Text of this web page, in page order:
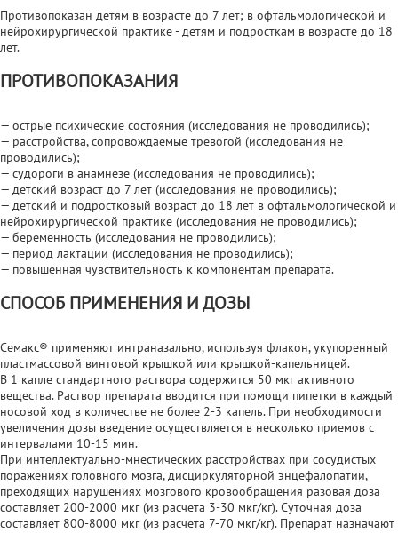
Противопоказан детям в возрасте до 7 лет; в офтальмологической и
нейрохирургической практике - детям и подросткам в возрасте до 18
лет.
ПРОТИВОПОКАЗАНИЯ
— острые психические состояния (исследования не проводились);
— расстройства, сопровождаемые тревогой (исследования не
проводились);
— судороги в анамнезе (исследования не проводились);
— детский возраст до 7 лет (исследования не проводились);
— детский и подростковый возраст до 18 лет в офтальмологической и
нейрохирургической практике (исследования не проводились);
— беременность (исследования не проводились);
— период лактации (исследования не проводились);
— повышенная чувствительность к компонентам препарата.
СПОСОБ ПРИМЕНЕНИЯ И ДОЗЫ
Семакс® применяют интраназально, используя флакон, укупоренный
пластмассовой винтовой крышкой или крышкой-капельницей.
В 1 капле стандартного раствора содержится 50 мкг активного
вещества. Раствор препарата вводится при помощи пипетки в каждый
носовой ход в количестве не более 2-3 капель. При необходимости
увеличения дозы введение осуществляется в несколько приемов с
интервалами 10-15 мин.
При интеллектуально-мнестических расстройствах при сосудистых
поражениях головного мозга, дисциркуляторной энцефалопатии,
преходящих нарушениях мозгового кровообращения разовая доза
составляет 200-2000 мкг (из расчета 3-30 мкг/кг). Суточная доза
составляет 800-8000 мкг (из расчета 7-70 мкг/кг). Препарат назначают